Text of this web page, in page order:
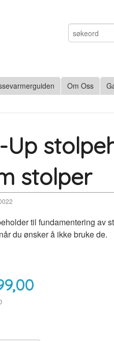
Om Oss
Up
stolper
til fundamentering av
du ønsker å ikke bruke de.